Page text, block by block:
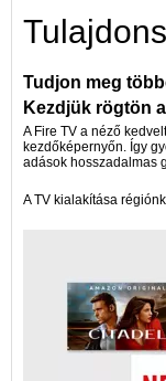
Tudjon meg
Kezdjük rögtön
A Fire TV a néző
kezdőképernyőn. Így
adások hosszadalmas
A TV kialakítása